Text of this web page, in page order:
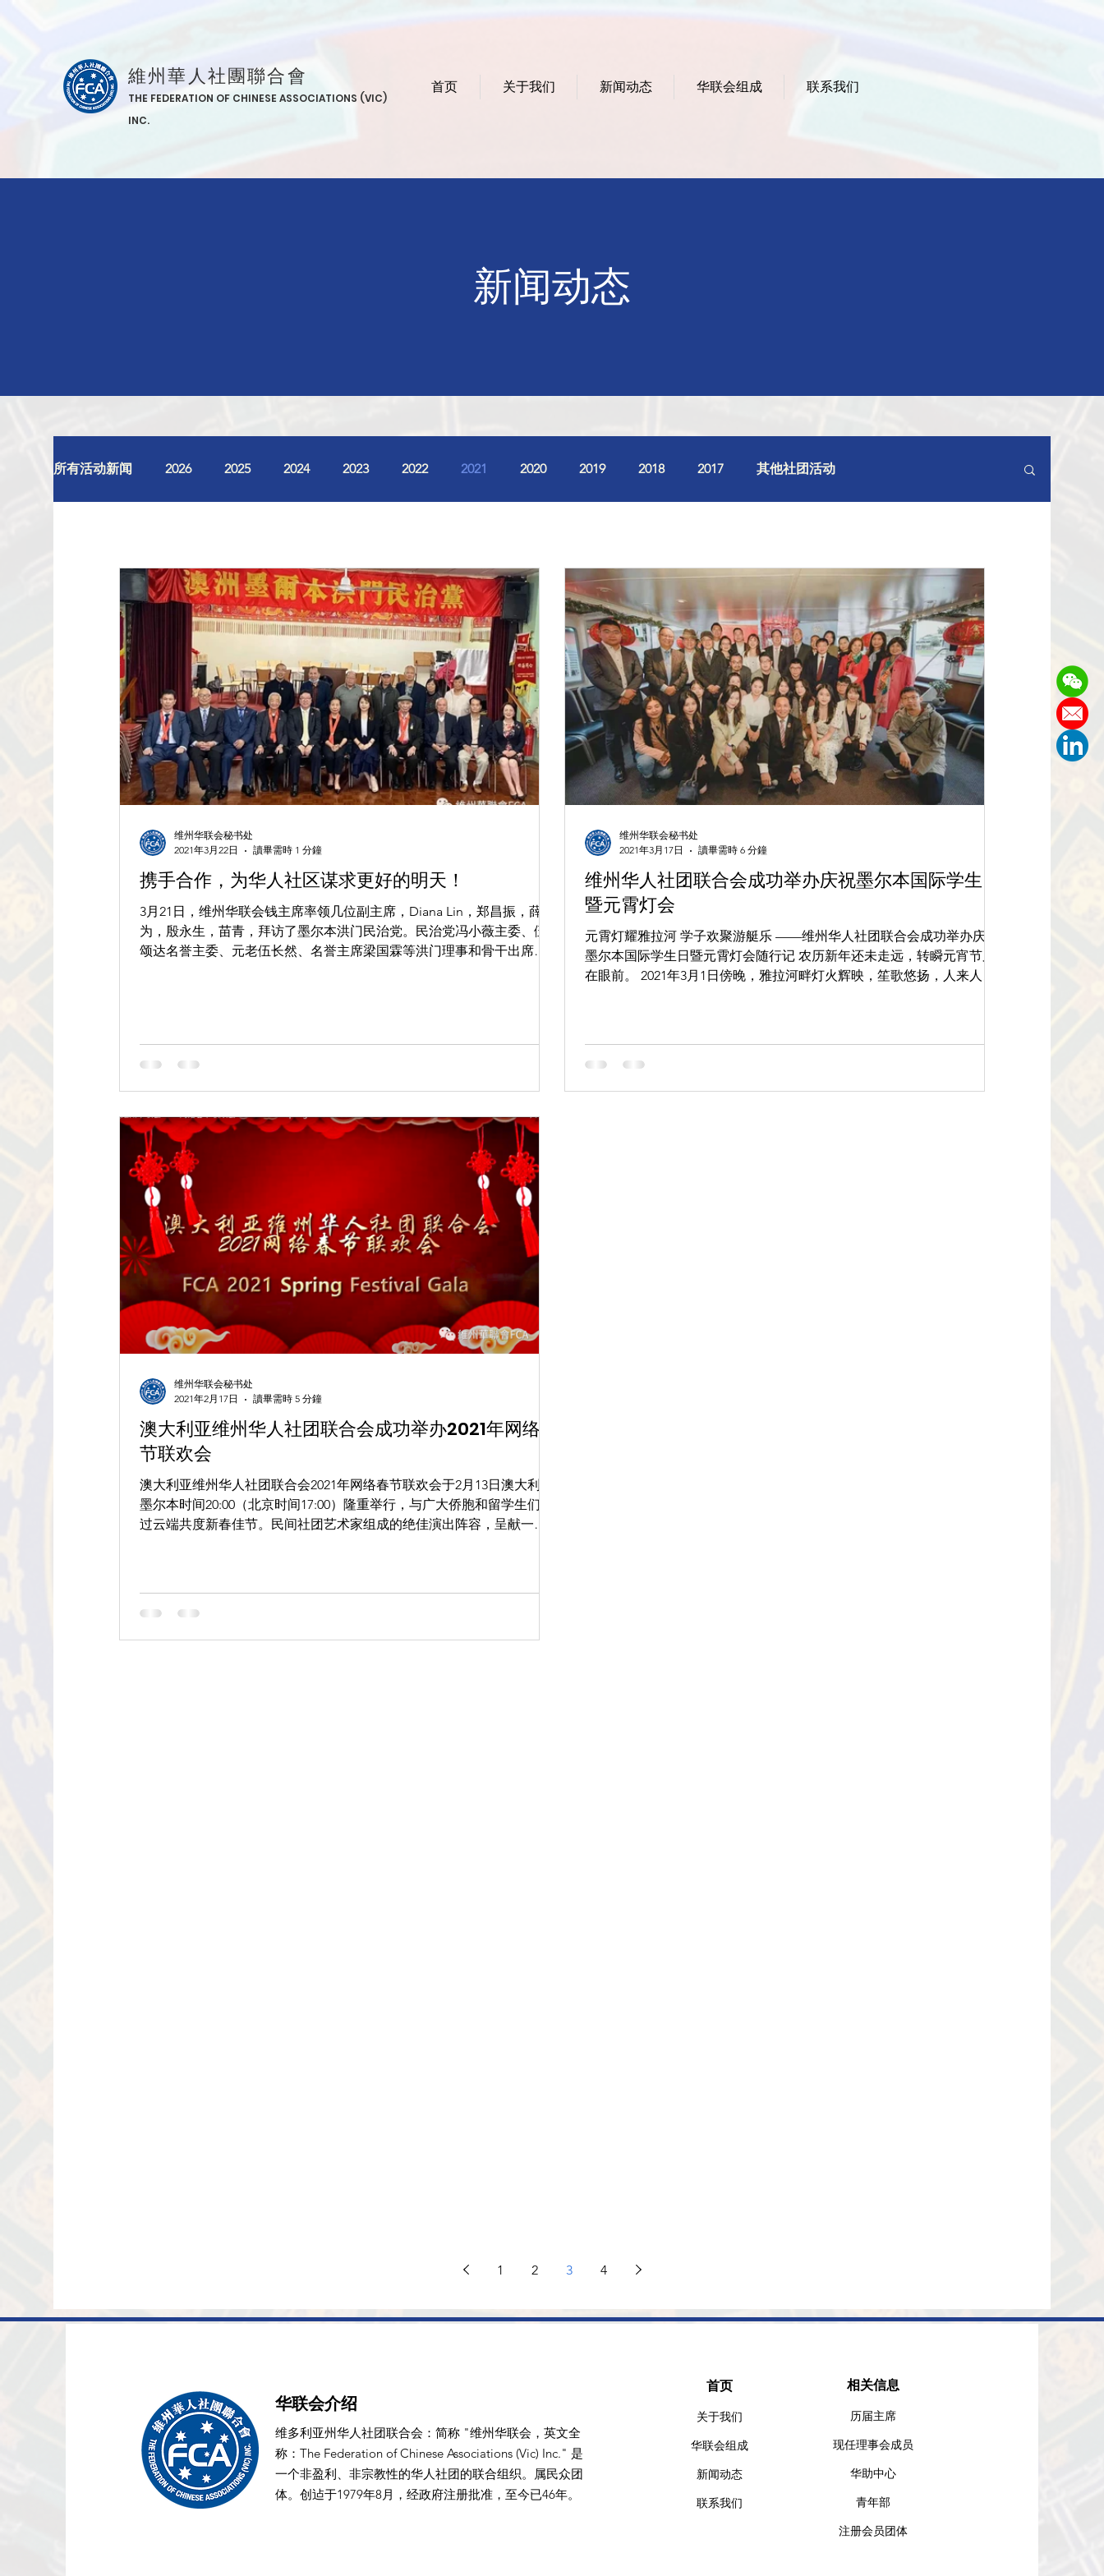
維州華人社團聯合會
THE FEDERATION OF CHINESE ASSOCIATIONS (VIC)
INC.
首页 关于我们 新闻动态 华联会组成 联系我们
新闻动态
所有活动新闻 2026 2025 2024 2023 2022 2021 2020 2019 2018 2017 其他社团活动
携手合作，为华人社区谋求更好的明天！
3月21日，维州华联会钱主席率领几位副主席，Diana Lin，郑昌振，薛可
为，殷永生，苗青，拜访了墨尔本洪门民治党。民治党冯小薇主委、伍
颂达名誉主委、元老伍长然、名誉主席梁国霖等洪门理事和骨干出席了
维州华联会秘书处
2021年3月22日
讀畢需時 1 分鐘
维州华人社团联合会成功举办庆祝墨尔本国际学生日
暨元霄灯会
元霄灯耀雅拉河 学子欢聚游艇乐 ——维州华人社团联合会成功举办庆祝
墨尔本国际学生日暨元霄灯会随行记 农历新年还未走远，转瞬元宵节又
在眼前。 2021年3月1日傍晚，雅拉河畔灯火辉映，笙歌悠扬，人来人
维州华联会秘书处
2021年3月17日
讀畢需時 6 分鐘
澳大利亚维州华人社团联合会成功举办2021年网络春
节联欢会
澳大利亚维州华人社团联合会2021年网络春节联欢会于2月13日澳大利亚
墨尔本时间20:00（北京时间17:00）隆重举行，与广大侨胞和留学生们通
过云端共度新春佳节。民间社团艺术家组成的绝佳演出阵容，呈献一场
维州华联会秘书处
2021年2月17日
讀畢需時 5 分鐘
1 2 3 4
华联会介绍
维多利亚州华人社团联合会：简称 "维州华联会，英文全
称：The Federation of Chinese Associations (Vic) Inc." 是
一个非盈利、非宗教性的华人社团的联合组织。属民众团
体。创迠于1979年8月，经政府注册批准，至今已46年。
首页​
关于我们
华联会组成
新闻动态
联系我们
相关信息​
历届主席
​现任理事会成员
华助中心
青年部
注册会员团体